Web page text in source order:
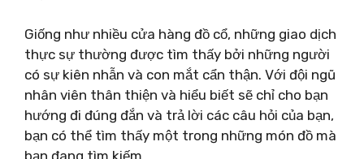
Giống như nhiều cửa hàng đồ cổ, những giao dịch
thực sự thường được tìm thấy bởi những người
có sự kiên nhẫn và con mắt cẩn thận. Với đội ngũ
nhân viên thân thiện và hiểu biết sẽ chỉ cho bạn
hướng đi đúng đắn và trả lời các câu hỏi của bạn,
bạn có thể tìm thấy một trong những món đồ mà
bạn đang tìm kiếm.